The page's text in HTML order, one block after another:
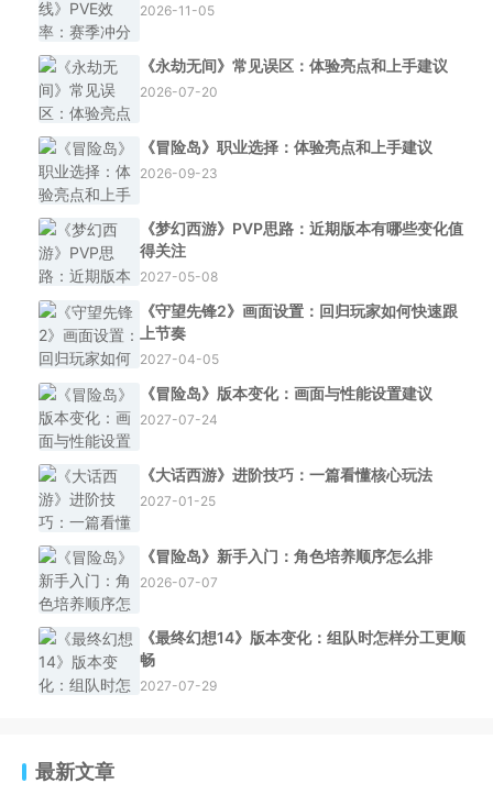
2026-11-05
《永劫无间》常见误区：体验亮点和上手建议
2026-07-20
《冒险岛》职业选择：体验亮点和上手建议
2026-09-23
《梦幻西游》PVP思路：近期版本有哪些变化值
得关注
2027-05-08
《守望先锋2》画面设置：回归玩家如何快速跟
上节奏
2027-04-05
《冒险岛》版本变化：画面与性能设置建议
2027-07-24
《大话西游》进阶技巧：一篇看懂核心玩法
2027-01-25
《冒险岛》新手入门：角色培养顺序怎么排
2026-07-07
《最终幻想14》版本变化：组队时怎样分工更顺
畅
2027-07-29
最新文章